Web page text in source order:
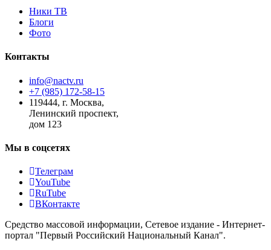
Ники ТВ
Блоги
Фото
Контакты
info@nactv.ru
+7 (985) 172-58-15
119444, г. Москва,
Ленинский проспект,
дом 123
Мы в соцсетях
Телеграм
YouTube
RuTube
ВКонтакте
Средство массовой информации, Сетевое издание - Интернет-
портал "Первый Российский Национальный Канал".